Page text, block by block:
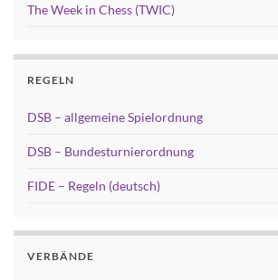
The Week in Chess (TWIC)
REGELN
DSB – allgemeine Spielordnung
DSB – Bundesturnierordnung
FIDE – Regeln (deutsch)
VERBÄNDE